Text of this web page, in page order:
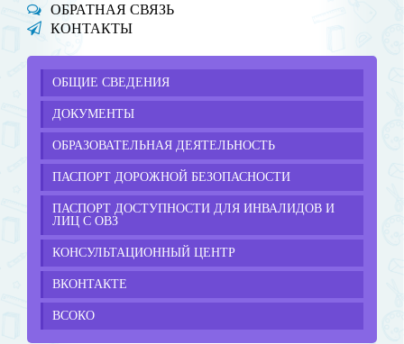
ОБРАТНАЯ СВЯЗЬ
КОНТАКТЫ
ОБЩИЕ СВЕДЕНИЯ
ДОКУМЕНТЫ
ОБРАЗОВАТЕЛЬНАЯ ДЕЯТЕЛЬНОСТЬ
ПАСПОРТ ДОРОЖНОЙ БЕЗОПАСНОСТИ
ПАСПОРТ ДОСТУПНОСТИ ДЛЯ ИНВАЛИДОВ И
ЛИЦ С ОВЗ
КОНСУЛЬТАЦИОННЫЙ ЦЕНТР
ВКОНТАКТЕ
ВСОКО